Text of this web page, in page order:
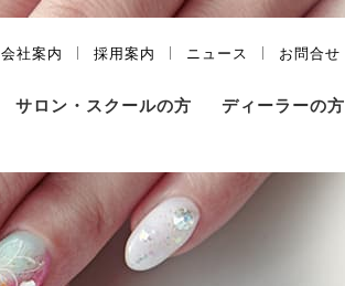
会社案内 採用案内 ニュース お問合せ
サロン・スクールの方 ディーラーの方